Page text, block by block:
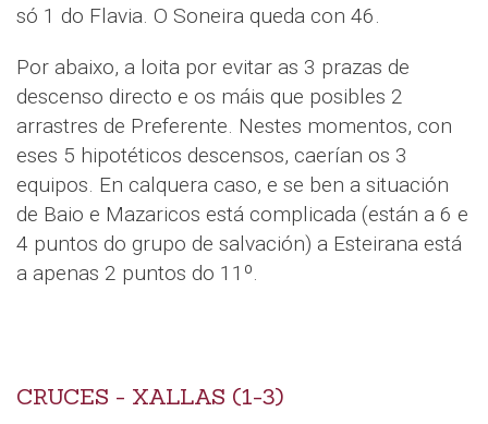
só 1 do Flavia. O Soneira queda con 46.
Por abaixo, a loita por evitar as 3 prazas de
descenso directo e os máis que posibles 2
arrastres de Preferente. Nestes momentos, con
eses 5 hipotéticos descensos, caerían os 3
equipos. En calquera caso, e se ben a situación
de Baio e Mazaricos está complicada (están a 6 e
4 puntos do grupo de salvación) a Esteirana está
a apenas 2 puntos do 11º.
CRUCES - XALLAS (1-3)